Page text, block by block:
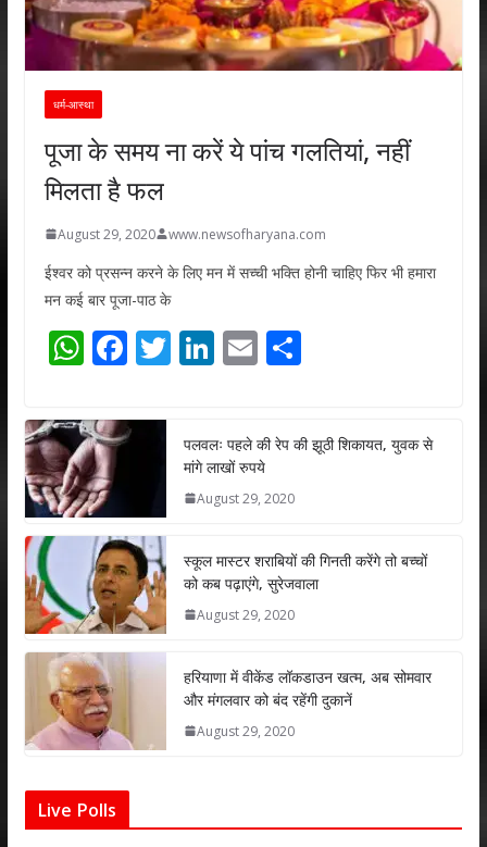
धर्म-आस्था
पूजा के समय ना करें ये पांच गलतियां, नहीं
मिलता है फल
August 29, 2020 www.newsofharyana.com
ईश्वर को प्रसन्न करने के लिए मन में सच्ची भक्ति होनी चाहिए फिर भी हमारा
मन कई बार पूजा-पाठ के
W
at
s
A
p
p
F
e
b
o
k
T
er
Li
e
dI
n
E
l
S
e
पलवलः पहले की रेप की झूठी शिकायत, युवक से
मांगे लाखों रुपये
August 29, 2020
स्कूल मास्टर शराबियों की गिनती करेंगे तो बच्चों
को कब पढ़ाएंगे, सुरेजवाला
August 29, 2020
हरियाणा में वीकेंड लॉकडाउन खत्म, अब सोमवार
और मंगलवार को बंद रहेंगी दुकानें
August 29, 2020
Live Polls